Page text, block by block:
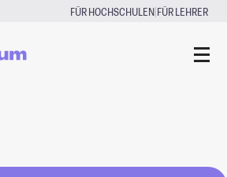
FÜR HOCHSCHULEN|FÜR LEHRER